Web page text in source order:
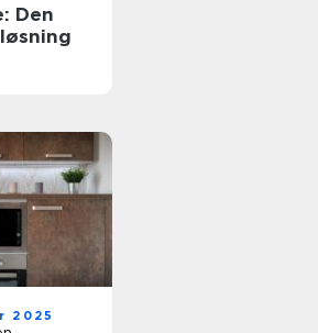
Den
2025